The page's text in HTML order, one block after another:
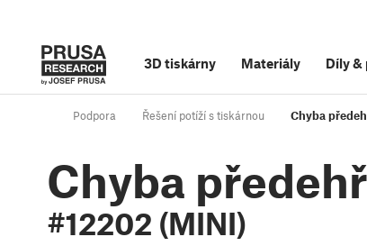
3D tiskárny Materiály Díly&
Podpora Řešení potíží s tiskárnou Chyba
Chyba
#12202 (MINI)